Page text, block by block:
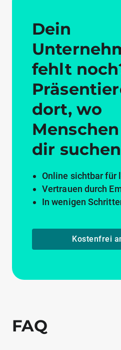
Dein
fehlt
dort, wo
dir
Online sichtbar für
Vertrauen durch
In wenigen
Kostenfrei
FAQ